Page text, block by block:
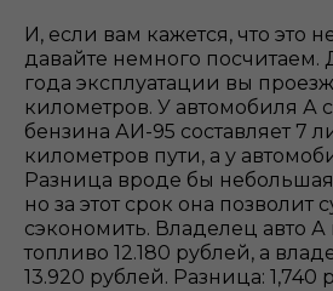
И, если вам кажется, что это
давайте немного посчитаем.
года эксплуатации вы
километров. У автомобиля А
бензина АИ-95 составляет 7
километров пути, а у
Разница вроде бы небольшая,
но за этот срок она позволит
сэкономить. Владелец авто А
топливо 12.180 рублей, а
13.920 рублей. Разница: 1,740